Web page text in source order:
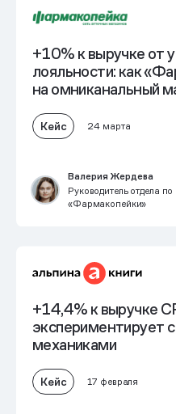
+10% к выручке от
лояльности: как
на омниканальный
Кейс 24 марта
Валерия Жердева
Руководитель отдела
«Фармакопейки»
+14,4% к выручке
экспериментирует
механиками
Кейс 17 февраля